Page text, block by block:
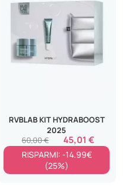
RVBLAB KIT HYDRABOOST
2025
45,01 €
60,00 €
RISPARMI: -14.99€
(25%)